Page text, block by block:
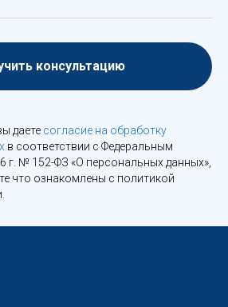
консультацию
даете согласие на обработку
в соответствии с Федеральным
г. № 152-ФЗ «О персональных данных»,
что ознакомлены с политикой